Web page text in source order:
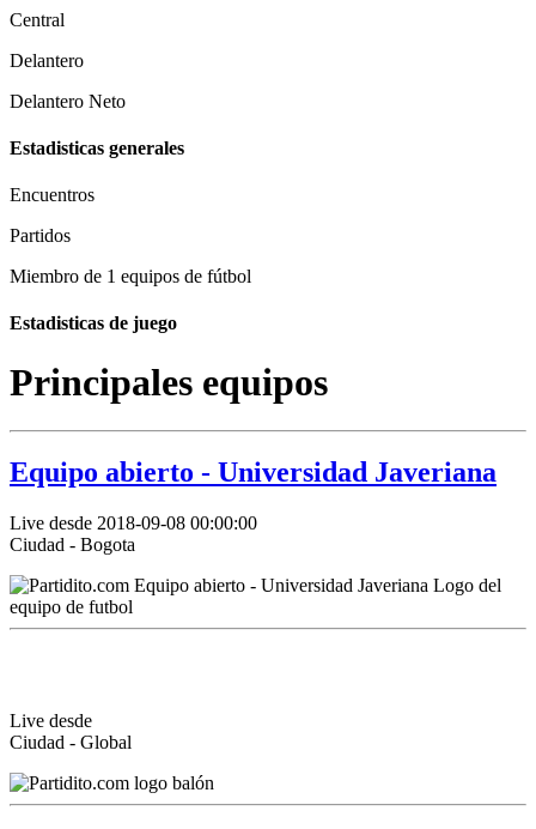
Central
Delantero
Delantero Neto
Estadisticas generales
Encuentros
Partidos
Miembro de 1 equipos de fútbol
Estadisticas de juego
Principales equipos
Equipo abierto - Universidad Javeriana
Live desde 2018-09-08 00:00:00
Ciudad - Bogota
Live desde
Ciudad - Global